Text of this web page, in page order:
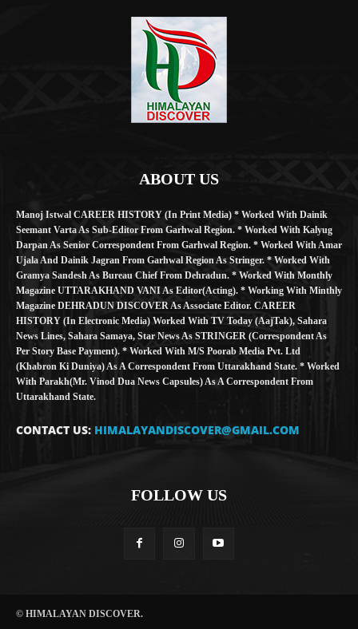
ABOUT US
Manoj Istwal CAREER HISTORY (in Print Media) * Worked With Dainik
Seemant Varta As Sub-Editor From Garhwal Region. * Worked With Kalyug
Darpan As Senior Correspondent From Garhwal Region. * Worked With Amar
Ujala And Dainik Jagran From Garhwal Region As Stringer. * Worked With
Gramya Sandesh As Bureau Chief From Dehradun. * Worked With Monthly
Magazine UTTARAKHAND VANI As Editor(Acting). * Working With Minthly
Magazine DEHRADUN DISCOVER As Associate Editor. CAREER
HISTORY (in Electronic Media) Worked With TV Today (AajTak), Sahara
News Lines, Sahara Samaya, Star News As STRINGER (Correspondent As
Per Story Base Payment). * Worked With M/S Poorab Media Pvt. Ltd
(Khabron Ki Duniya) As A Correspondent From Uttarakhand State. * Worked
With Parakh(Mr. Vinod Dua News Capsules) As A Correspondent From
Uttarakhand State.
CONTACT US: HIMALAYANDISCOVER@GMAIL.COM
FOLLOW US
© HIMALAYAN DISCOVER.